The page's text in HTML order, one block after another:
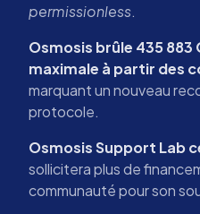
permissionless.
Osmosis brûle 435 883
maximale à partir des
marquant un nouveau
protocole.
Osmosis Support Lab
sollicitera plus de
communauté pour son